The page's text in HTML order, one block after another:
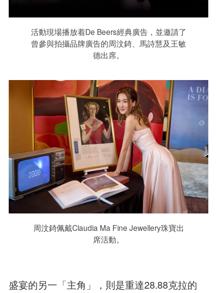
活動現場播放着De Beers經典廣告，並邀請了
曾參與拍攝品牌廣告的周汶錡、馬詩慧及王敏
德出席。
周汶錡佩戴Claudia Ma Fine Jewellery珠寶出
席活動。
盛宴的另一「主角」，則是重達28.88克拉的